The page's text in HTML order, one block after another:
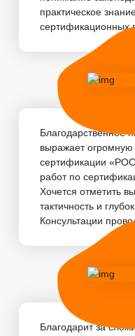
практическое
сертификационных
Благодарственное
выражает огромную
сертификации
работ по
Хочется отметить
тактичность и
Консультации
Благодарит за